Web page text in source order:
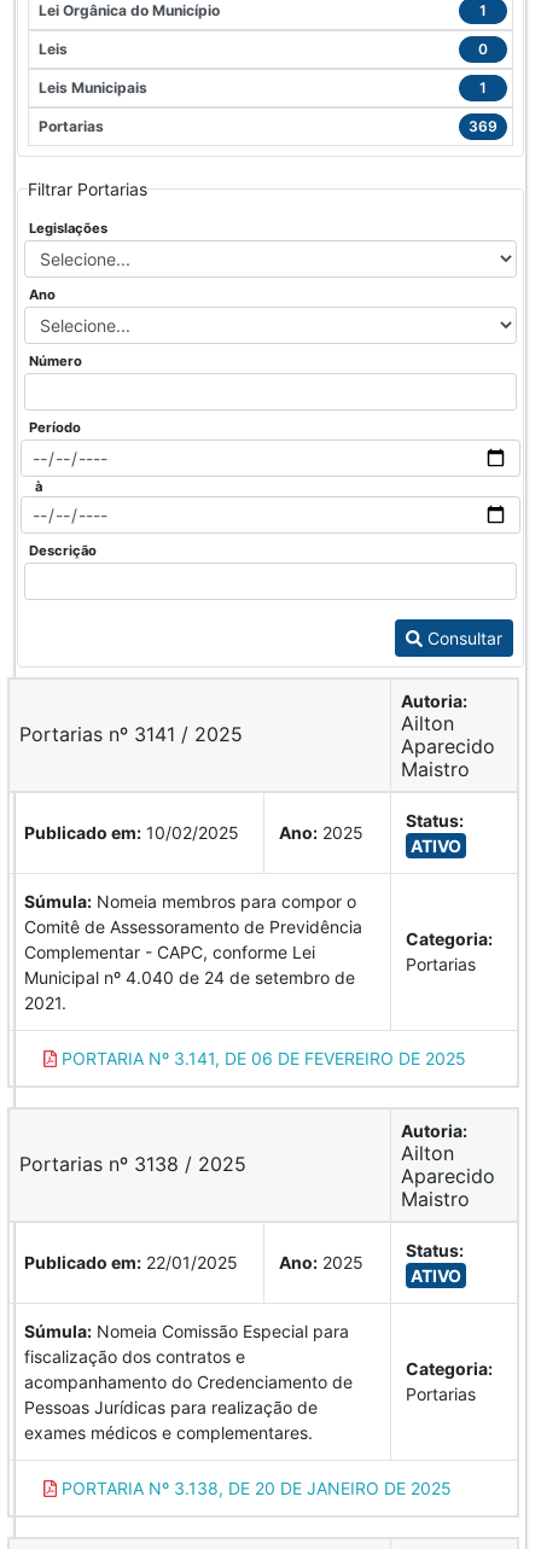
Lei Orgânica do Município 1
Leis 0
Leis Municipais 1
Portarias 369
Filtrar Portarias
Legislações
Ano
Número
Período
à
Descrição
Consultar
Portarias nº 3141 / 2025
Autoria:
Ailton
Aparecido
Maistro
Publicado em: 10/02/2025 Ano: 2025
Status:
ATIVO
Súmula: Nomeia membros para compor o
Comitê de Assessoramento de Previdência
Complementar - CAPC, conforme Lei
Municipal nº 4.040 de 24 de setembro de
2021.
Categoria:
Portarias
PORTARIA Nº 3.141, DE 06 DE FEVEREIRO DE 2025
Portarias nº 3138 / 2025
Autoria:
Ailton
Aparecido
Maistro
Publicado em: 22/01/2025 Ano: 2025
Status:
ATIVO
Súmula: Nomeia Comissão Especial para
fiscalização dos contratos e
acompanhamento do Credenciamento de
Pessoas Jurídicas para realização de
exames médicos e complementares.
Categoria:
Portarias
PORTARIA Nº 3.138, DE 20 DE JANEIRO DE 2025